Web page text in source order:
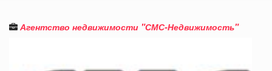
Агентство недвижимости "СМС-Недвижимость"